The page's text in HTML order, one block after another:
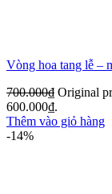
Vòng hoa tang lễ –
700.000₫ Original
600.000₫.
Thêm vào giỏ hàng
-14%